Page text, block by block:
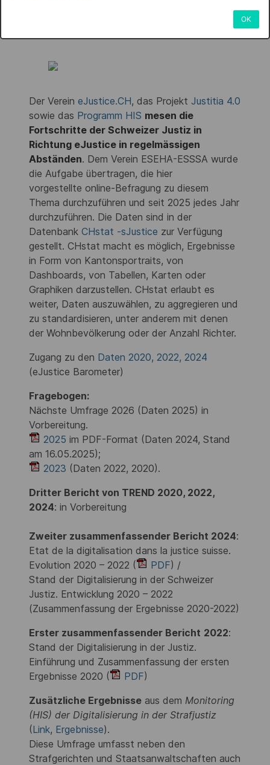
Der Verein eJustice.CH, das Projekt Justitia 4.0
sowie das Programm HIS mesen die
Fortschritte der Schweizer Justiz in
Richtung eJustice in regelmässigen
Abständen. Dem Verein ESEHA-ESSSA wurde
die Aufgabe übertragen, die hier
vorgestellte online-Befragung zu diesem
Thema durchzuführen und seit 2025 jedes Jahr
durchzuführen. Die Daten sind in der
Datenbank CHstat -sJustice zur Verfügung
gestellt. CHstat macht es möglich, Ergebnisse
in Form von Kantonsportraits, von
Dashboards, von Tabellen, Karten oder
Graphiken darzustellen. CHstat erlaubt es
weiter, Daten auszuwählen, zu aggregieren und
zu standardisieren, unter anderem mit denen
der Wohnbevölkerung oder der Anzahl Richter.
Zugang zu den Daten 2020, 2022, 2024
(eJustice Barometer)
Fragebogen:
Nächste Umfrage 2026 (Daten 2025) in
Vorbereitung.
2025 im PDF-Format (Daten 2024, Stand
am 16.05.2025);
2023 (Daten 2022, 2020).
Dritter Bericht von TREND 2020, 2022,
2024: in Vorbereitung
Zweiter zusammenfassender Bericht 2024:
Etat de la digitalisation dans la justice suisse.
Evolution 2020 – 2022 (
PDF) /
Stand der Digitalisierung in der Schweizer
Justiz. Entwicklung 2020 – 2022
(Zusammenfassung der Ergebnisse 2020-2022)
Erster zusammenfassender Bericht 2022:
Stand der Digitalisierung in der Justiz.
Einführung und Zusammenfassung der ersten
Ergebnisse 2020 (
PDF)
Zusätzliche Ergebnisse aus dem Monitoring
(HIS) der Digitalisierung in der Strafjustiz
(Link, Ergebnisse).
Diese Umfrage umfasst neben den
Strafgerichten und Staatsanwaltschaften auch
OK